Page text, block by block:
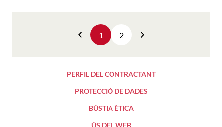
Anterior
1 2
PERFIL DEL CONTRACTANT
PROTECCIÓ DE DADES
BÚSTIA ÈTICA
ÚS DEL WEB